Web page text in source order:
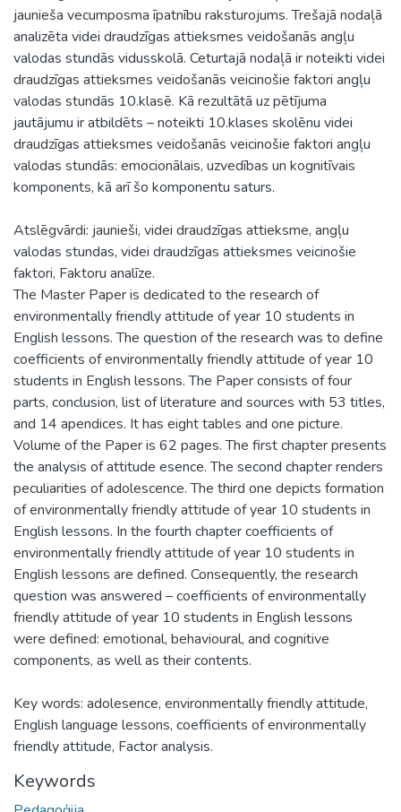
jaunieša vecumposma īpatnību raksturojums. Trešajā nodaļā
analizēta videi draudzīgas attieksmes veidošanās angļu
valodas stundās vidusskolā. Ceturtajā nodaļā ir noteikti videi
draudzīgas attieksmes veidošanās veicinošie faktori angļu
valodas stundās 10.klasē. Kā rezultātā uz pētījuma
jautājumu ir atbildēts – noteikti 10.klases skolēnu videi
draudzīgas attieksmes veidošanās veicinošie faktori angļu
valodas stundās: emocionālais, uzvedības un kognitīvais
komponents, kā arī šo komponentu saturs.
Atslēgvārdi: jaunieši, videi draudzīgas attieksme, angļu
valodas stundas, videi draudzīgas attieksmes veicinošie
faktori, Faktoru analīze.
The Master Paper is dedicated to the research of
environmentally friendly attitude of year 10 students in
English lessons. The question of the research was to define
coefficients of environmentally friendly attitude of year 10
students in English lessons. The Paper consists of four
parts, conclusion, list of literature and sources with 53 titles,
and 14 apendices. It has eight tables and one picture.
Volume of the Paper is 62 pages. The first chapter presents
the analysis of attitude esence. The second chapter renders
peculiarities of adolescence. The third one depicts formation
of environmentally friendly attitude of year 10 students in
English lessons. In the fourth chapter coefficients of
environmentally friendly attitude of year 10 students in
English lessons are defined. Consequently, the research
question was answered – coefficients of environmentally
friendly attitude of year 10 students in English lessons
were defined: emotional, behavioural, and cognitive
components, as well as their contents.
Key words: adolesence, environmentally friendly attitude,
English language lessons, coefficients of environmentally
friendly attitude, Factor analysis.
Keywords